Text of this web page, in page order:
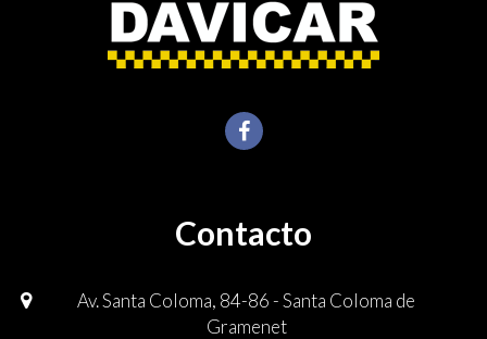
Contacto
Av. Santa Coloma, 84-86 - Santa Coloma de
Gramenet